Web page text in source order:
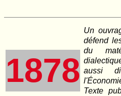
1878
Un
défend
du
aussi
Texte